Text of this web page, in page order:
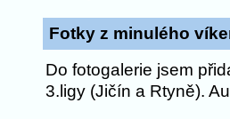
Fotky z minulého
Do fotogalerie jsem
3.ligy (Jičín a Rtyně).